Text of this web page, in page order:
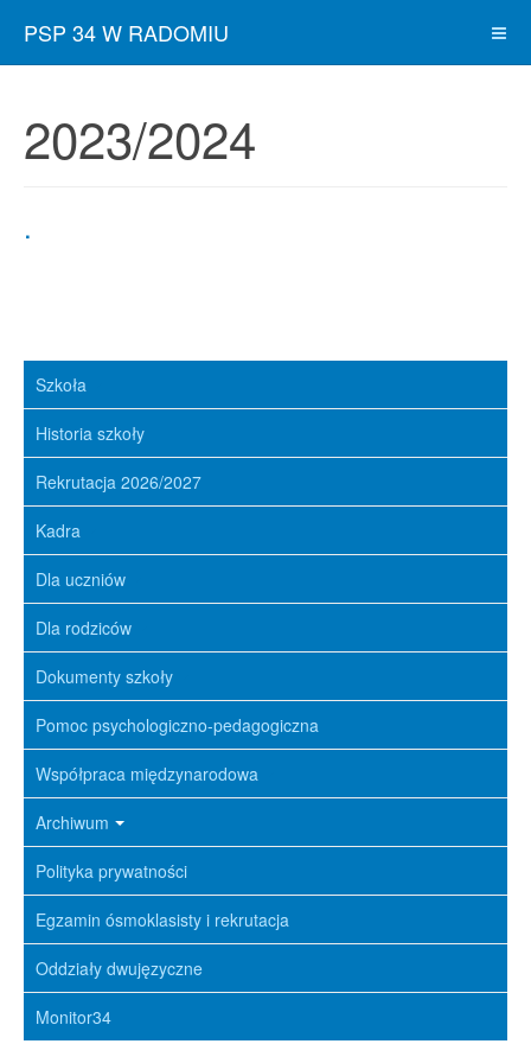
PSP 34 W RADOMIU
2023/2024
.
Szkoła
Historia szkoły
Rekrutacja 2026/2027
Kadra
Dla uczniów
Dla rodziców
Dokumenty szkoły
Pomoc psychologiczno-pedagogiczna
Współpraca międzynarodowa
Archiwum
Polityka prywatności
Egzamin ósmoklasisty i rekrutacja
Oddziały dwujęzyczne
Monitor34